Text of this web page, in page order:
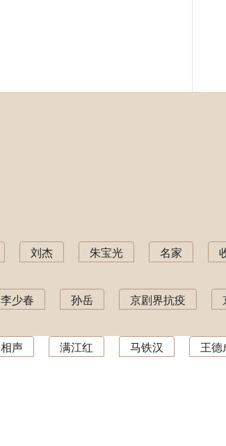
刘杰 朱宝光 名家
李少春 孙岳 京剧界抗疫
相声 满江红 马铁汉 王德